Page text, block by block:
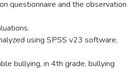
questionnaire and the observation
using SPSS v23 software,
bullying, in 4th grade, bullying